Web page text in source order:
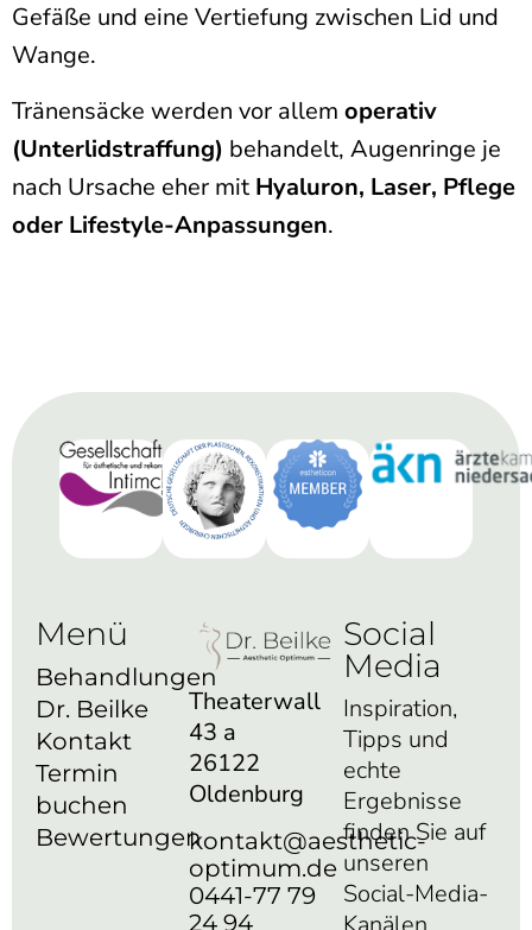
Gefäße und eine Vertiefung zwischen Lid und
Wange.
Tränensäcke werden vor allem operativ
(Unterlidstraffung) behandelt, Augenringe je
nach Ursache eher mit Hyaluron, Laser, Pflege
oder Lifestyle-Anpassungen.
Menü
Behandlungen
Dr. Beilke
Kontakt
Termin
buchen
Bewertungen
Theaterwall
43 a
26122
Oldenburg
kontakt@aesthetic-
optimum.de
0441-77 79
24 94
Social
Media
Inspiration,
Tipps und
echte
Ergebnisse
finden Sie auf
unseren
Social-Media-